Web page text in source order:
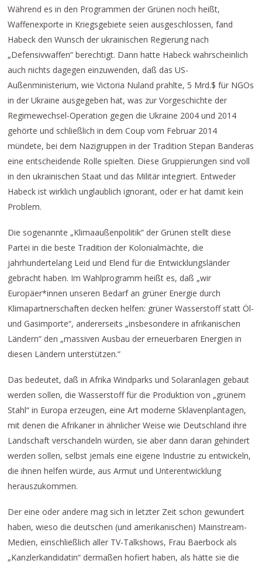
Während es in den Programmen der Grünen noch heißt,
Waffenexporte in Kriegsgebiete seien ausgeschlossen, fand
Habeck den Wunsch der ukrainischen Regierung nach
„Defensivwaffen“ berechtigt. Dann hatte Habeck wahrscheinlich
auch nichts dagegen einzuwenden, daß das US-
Außenministerium, wie Victoria Nuland prahlte, 5 Mrd.$ für NGOs
in der Ukraine ausgegeben hat, was zur Vorgeschichte der
Regimewechsel-Operation gegen die Ukraine 2004 und 2014
gehörte und schließlich in dem Coup vom Februar 2014
mündete, bei dem Nazigruppen in der Tradition Stepan Banderas
eine entscheidende Rolle spielten. Diese Gruppierungen sind voll
in den ukrainischen Staat und das Militär integriert. Entweder
Habeck ist wirklich unglaublich ignorant, oder er hat damit kein
Problem.
Die sogenannte „Klimaaußenpolitik“ der Grünen stellt diese
Partei in die beste Tradition der Kolonialmächte, die
jahrhundertelang Leid und Elend für die Entwicklungsländer
gebracht haben. Im Wahlprogramm heißt es, daß „wir
Europäer*innen unseren Bedarf an grüner Energie durch
Klimapartnerschaften decken helfen: grüner Wasserstoff statt Öl-
und Gasimporte“, andererseits „insbesondere in afrikanischen
Ländern“ den „massiven Ausbau der erneuerbaren Energien in
diesen Ländern unterstützen.“
Das bedeutet, daß in Afrika Windparks und Solaranlagen gebaut
werden sollen, die Wasserstoff für die Produktion von „grünem
Stahl“ in Europa erzeugen, eine Art moderne Sklavenplantagen,
mit denen die Afrikaner in ähnlicher Weise wie Deutschland ihre
Landschaft verschandeln würden, sie aber dann daran gehindert
werden sollen, selbst jemals eine eigene Industrie zu entwickeln,
die ihnen helfen würde, aus Armut und Unterentwicklung
herauszukommen.
Der eine oder andere mag sich in letzter Zeit schon gewundert
haben, wieso die deutschen (und amerikanischen) Mainstream-
Medien, einschließlich aller TV-Talkshows, Frau Baerbock als
„Kanzlerkandidatin“ dermaßen hofiert haben, als hätte sie die